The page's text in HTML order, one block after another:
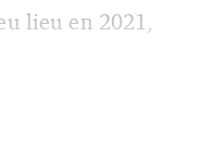
lieu en 2021,